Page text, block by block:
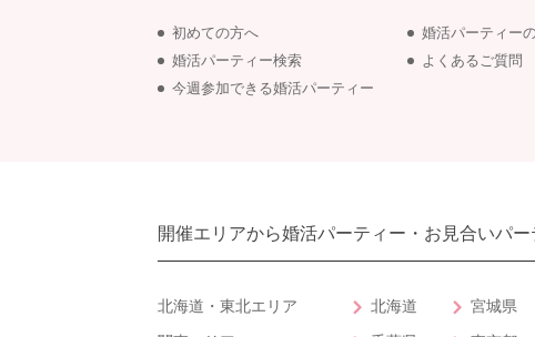
初めての方へ
婚活パーティー
婚活パーティー検索
よくあるご質問
今週参加できる婚活パーティー
開催エリアから婚活パーティー・お見合いパ
北海道・東北エリア 北海道 宮城県